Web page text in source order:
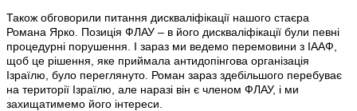
Також обговорили питання дискваліфікації нашого стаєра
Романа Ярко. Позиція ФЛАУ – в його дискваліфікації були певні
процедурні порушення. І зараз ми ведемо перемовини з ІААФ,
щоб це рішення, яке приймала антидопінгова організація
Ізраїлю, було переглянуто. Роман зараз здебільшого перебуває
на території Ізраїлю, але наразі він є членом ФЛАУ, і ми
захищатимемо його інтереси.